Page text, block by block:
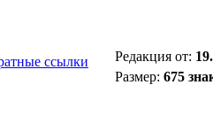
ссылки
Редакция от:
Размер: 675